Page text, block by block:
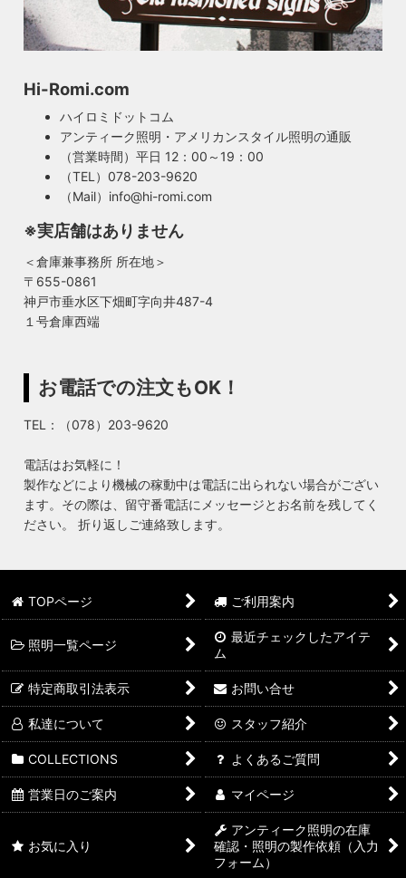
Hi-Romi.com
ハイロミドットコム
アンティーク照明・アメリカンスタイル照明の通販
（営業時間）平日 12：00～19：00
（TEL）078-203-9620
（Mail）info@hi-romi.com
※実店舗はありません
＜倉庫兼事務所 所在地＞
〒655-0861
神戸市垂水区下畑町字向井487-4
１号倉庫西端
お電話での注文もOK！
TEL：（078）203-9620
電話はお気軽に！
製作などにより機械の稼動中は電話に出られない場合がござい
ます。その際は、留守番電話にメッセージとお名前を残してく
ださい。 折り返しご連絡致します。
TOPページ ご利用案内
照明一覧ページ
最近チェックしたアイテ
ム
特定商取引法表示 お問い合せ
私達について スタッフ紹介
COLLECTIONS よくあるご質問
営業日のご案内 マイページ
お気に入り
アンティーク照明の在庫
確認・照明の製作依頼（入力
フォーム）